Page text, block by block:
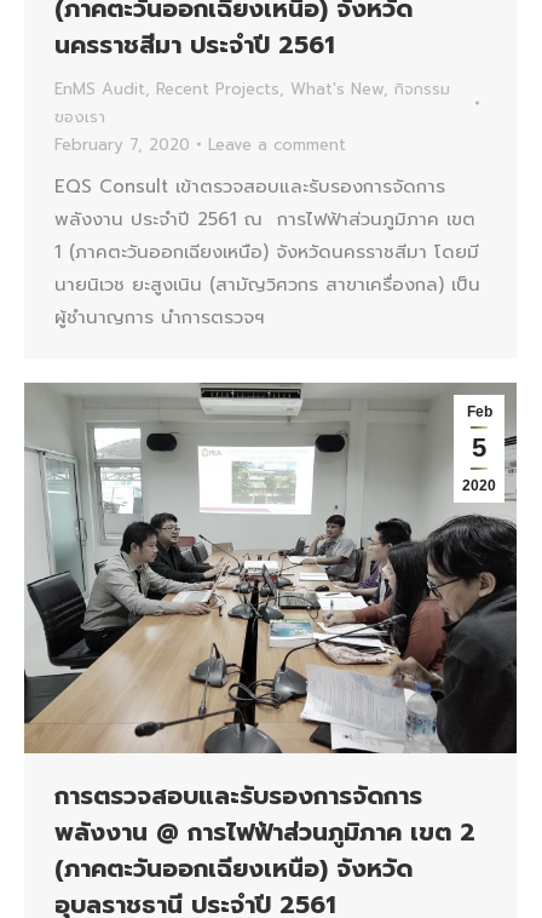
(ภาคตะวันออกเฉียงเหนือ) จังหวัด
นครราชสีมา ประจำปี 2561
EnMS Audit, Recent Projects, What's New, กิจกรรม
ของเรา
February 7, 2020
Leave a comment
EQS Consult เข้าตรวจสอบและรับรองการจัดการ
พลังงาน ประจำปี 2561 ณ การไฟฟ้าส่วนภูมิภาค เขต
1 (ภาคตะวันออกเฉียงเหนือ) จังหวัดนครราชสีมา โดยมี
นายนิเวช ยะสูงเนิน (สามัญวิศวกร สาขาเครื่องกล) เป็น
ผู้ชำนาญการ นำการตรวจฯ
Feb
5
2020
การตรวจสอบและรับรองการจัดการ
พลังงาน @ การไฟฟ้าส่วนภูมิภาค เขต 2
(ภาคตะวันออกเฉียงเหนือ) จังหวัด
อุบลราชธานี ประจำปี 2561